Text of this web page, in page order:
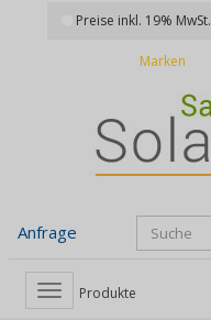
Preise inkl. 19% MwSt.
Marken
Anfrage
Toggle
navigation
Produkte